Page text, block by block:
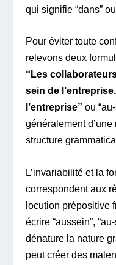
qui signifie “dans”
Pour éviter toute
relevons deux
“Les
sein de
l’entreprise” ou
généralement
structure
L’invariabilité et la
correspondent aux
locution prépositive
écrire “aussein”,
dénature la nature
peut créer des